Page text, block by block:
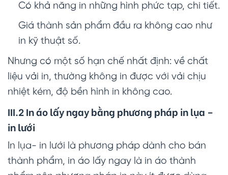
Có khả năng in những hình phức tạp, chi tiết.
Giá thành sản phẩm đầu ra không cao như
in kỹ thuật số.
Nhưng có một số hạn chế nhất định: về chất
liệu vải in, thường không in được với vải chịu
nhiệt kém, độ bền hình in không cao.
III.2 In áo lấy ngay bằng phương pháp in lụa –
in lưới
In lụa- in lưới là phương pháp dành cho bán
thành phẩm, in áo lấy ngay là in áo thành